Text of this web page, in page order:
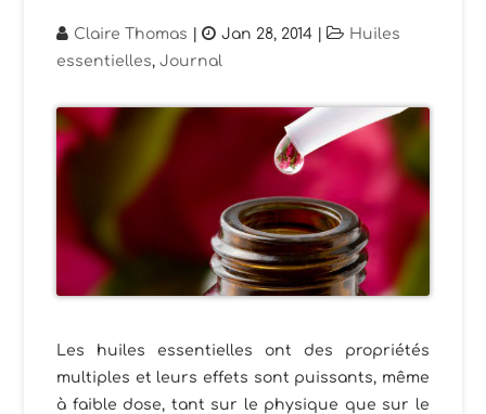
Claire Thomas | Jan 28, 2014 |
Huiles
essentielles,Journal
Les huiles essentielles ont des propriétés
multiples et leurs effets sont puissants, même
à faible dose, tant sur le physique que sur le